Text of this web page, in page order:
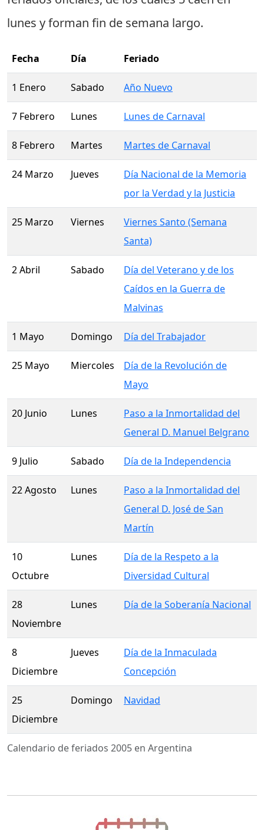
lunes y forman fin de semana largo.
Calendario de feriados 2005 en Argentina
Fecha Día Feriado
1 Enero Sabado Año Nuevo
7 Febrero Lunes Lunes de Carnaval
8 Febrero Martes Martes de Carnaval
24 Marzo Jueves
Día Nacional de la Memoria
por la Verdad y la Justicia
25 Marzo Viernes
Viernes Santo (Semana
Santa)
2 Abril Sabado
Día del Veterano y de los
Caídos en la Guerra de
Malvinas
1 Mayo Domingo Día del Trabajador
25 Mayo Miercoles
Día de la Revolución de
Mayo
20 Junio Lunes
Paso a la Inmortalidad del
General D. Manuel Belgrano
9 Julio Sabado Día de la Independencia
22 Agosto Lunes
Paso a la Inmortalidad del
General D. José de San
Martín
10
Octubre
Lunes
Día de la Respeto a la
Diversidad Cultural
28
Noviembre
Lunes Día de la Soberanía Nacional
8
Diciembre
Jueves
Día de la Inmaculada
Concepción
25
Diciembre
Domingo Navidad